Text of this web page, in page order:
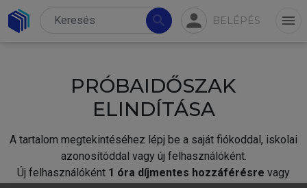
search person BELÉPÉS menu
PRÓBAIDŐSZAK
ELINDÍTÁSA
A tartalom megtekintéséhez lépj be a saját fiókoddal, iskolai
azonosítóddal vagy új felhasználóként.
Új felhasználóként 1 óra díjmentes hozzáférésre vagy